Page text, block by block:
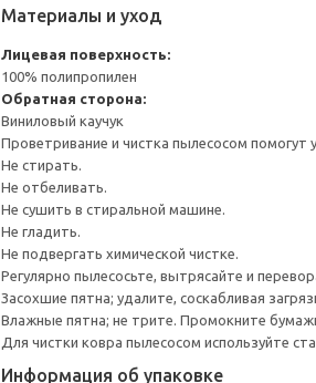
Материалы и уход
Лицевая поверхность:
100% полипропилен
Обратная сторона:
Виниловый каучук
Проветривание и чистка пылесосом помогут
Не стирать.
Не отбеливать.
Не сушить в стиральной машине.
Не гладить.
Не подвергать химической чистке.
Регулярно пылесосьте, вытрясайте и
Засохшие пятна; удалите, соскабливая
Влажные пятна; не трите. Промокните
Для чистки ковра пылесосом используйте
Информация об упаковке